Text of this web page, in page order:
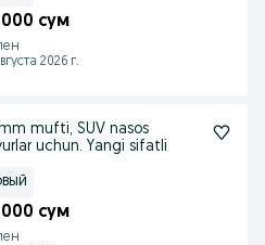
сум
2026 г.
mufti, SUV nasos
uchun. Yangi sifatli
сум